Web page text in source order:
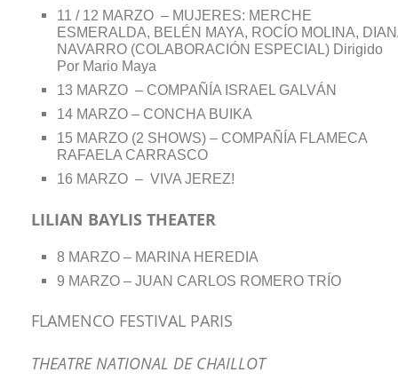
11 / 12 MARZO – MUJERES: MERCHE
ESMERALDA, BELÉN MAYA, ROCÍO MOLINA,
NAVARRO (COLABORACIÓN ESPECIAL) Dirigido
Por Mario Maya
13 MARZO – COMPAÑÍA ISRAEL GALVÁN
14 MARZO – CONCHA BUIKA
15 MARZO (2 SHOWS) – COMPAÑÍA FLAMECA
RAFAELA CARRASCO
16 MARZO – VIVA JEREZ!
LILIAN BAYLIS THEATER
8 MARZO – MARINA HEREDIA
9 MARZO – JUAN CARLOS ROMERO TRÍO
FLAMENCO FESTIVAL PARIS
THEATRE NATIONAL DE CHAILLOT